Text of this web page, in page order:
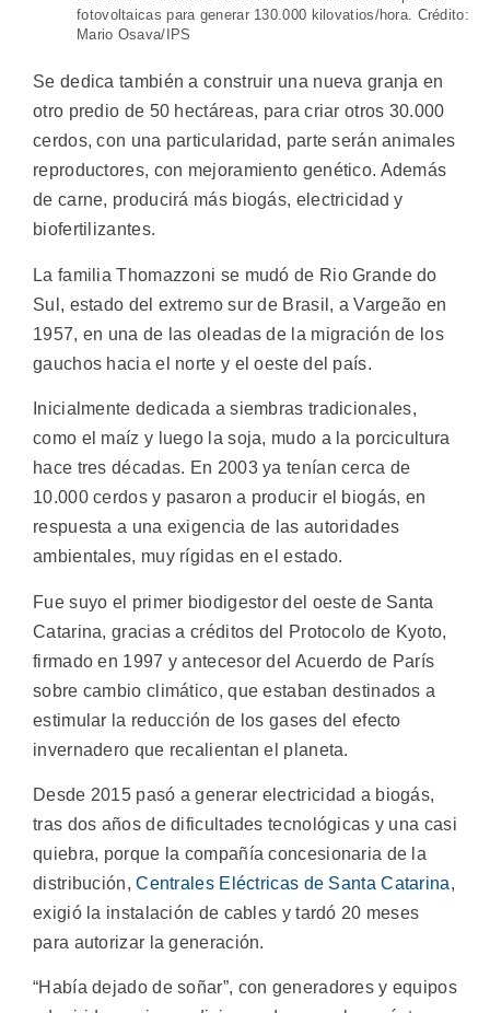
fotovoltaicas para generar 130.000 kilovatios/hora. Crédito:
Mario Osava/IPS
Se dedica también a construir una nueva granja en
otro predio de 50 hectáreas, para criar otros 30.000
cerdos, con una particularidad, parte serán animales
reproductores, con mejoramiento genético. Además
de carne, producirá más biogás, electricidad y
biofertilizantes.
La familia Thomazzoni se mudó de Rio Grande do
Sul, estado del extremo sur de Brasil, a Vargeão en
1957, en una de las oleadas de la migración de los
gauchos hacia el norte y el oeste del país.
Inicialmente dedicada a siembras tradicionales,
como el maíz y luego la soja, mudo a la porcicultura
hace tres décadas. En 2003 ya tenían cerca de
10.000 cerdos y pasaron a producir el biogás, en
respuesta a una exigencia de las autoridades
ambientales, muy rígidas en el estado.
Fue suyo el primer biodigestor del oeste de Santa
Catarina, gracias a créditos del Protocolo de Kyoto,
firmado en 1997 y antecesor del Acuerdo de París
sobre cambio climático, que estaban destinados a
estimular la reducción de los gases del efecto
invernadero que recalientan el planeta.
Desde 2015 pasó a generar electricidad a biogás,
tras dos años de dificultades tecnológicas y una casi
quiebra, porque la compañía concesionaria de la
distribución,Centrales Eléctricas de Santa Catarina,
exigió la instalación de cables y tardó 20 meses
para autorizar la generación.
“Había dejado de soñar”, con generadores y equipos